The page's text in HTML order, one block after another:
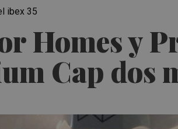
Homes y
Cap dos
ibex 35